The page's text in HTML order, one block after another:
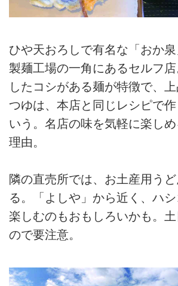
ひや天おろしで有名な「おか
製麺工場の一角にあるセルフ
したコシがある麺が特徴で、
つゆは、本店と同じレシピで
いう。名店の味を気軽に楽し
理由。
隣の直売所では、お土産用う
る。「よしや」から近く、ハ
楽しむのもおもしろいかも。
ので要注意。